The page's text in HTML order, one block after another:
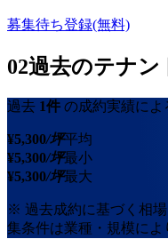
募集待ち登録(無料)
02過去のテナン
過去 1件 の成約実績によ
¥5,300/坪平均
¥5,300/坪最小
¥5,300/坪最大
※ 過去成約に基づく相
集条件は業種・規模によ